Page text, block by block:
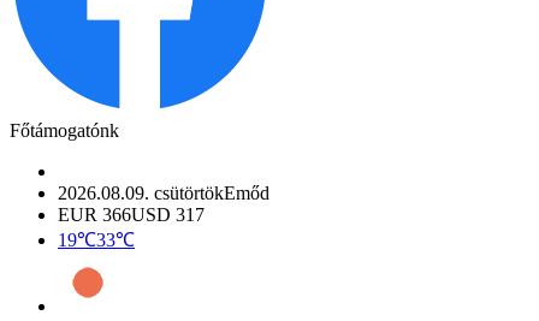
Főtámogatónk
2026.08.09. csütörtökEmőd
EUR 366USD 317
19℃33℃